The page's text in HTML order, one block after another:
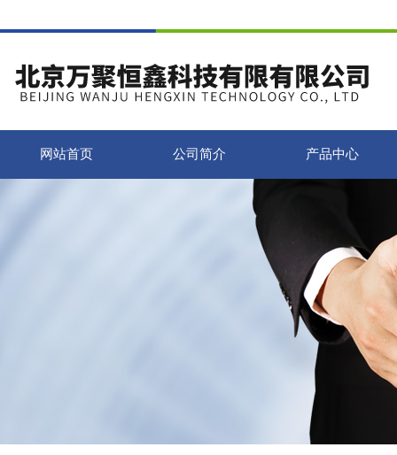
网站首页 公司简介 产品中心